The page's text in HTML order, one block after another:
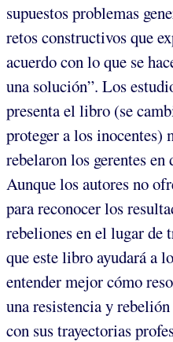
supuestos problemas
retos constructivos que
acuerdo con lo que se
una solución”. Los
presenta el libro (se
proteger a los inocentes)
rebelaron los gerentes
Aunque los autores no
para reconocer los
rebeliones en el lugar de
que este libro ayudará a
entender mejor cómo
una resistencia y
con sus trayectorias